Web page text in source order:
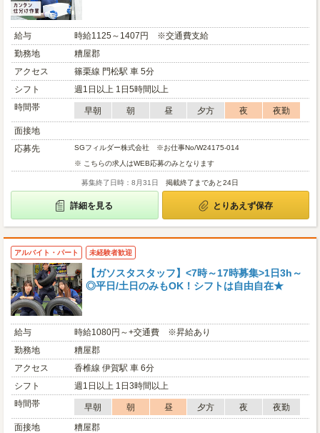
給与
時給1125～1407円 ※交通費支給
勤務地
糟屋郡
アクセス
篠栗線 門松駅 車 5分
シフト
週1日以上 1日5時間以上
時間帯
早朝 朝 昼 夕方 夜
夜勤
面接地
応募先
SGフィルダー株式会社 ※お仕事No/W24175-014
※ こちらの求人はWEB応募のみとなります
募集終了日時：8月31日 掲載終了まであと24日
詳細を見る とりあえず保存
アルバイト・パート 未経験者歓迎
【ガソスタスタッフ】<7時～17時募集>1日3h～
◎平日/土日のみもOK！シフトは自由自在★
給与
時給1080円～+交通費 ※昇給あり
勤務地
糟屋郡
アクセス
香椎線 伊賀駅 車 6分
シフト
週1日以上 1日3時間以上
時間帯
早朝 朝 昼 夕方 夜
夜勤
面接地
糟屋郡